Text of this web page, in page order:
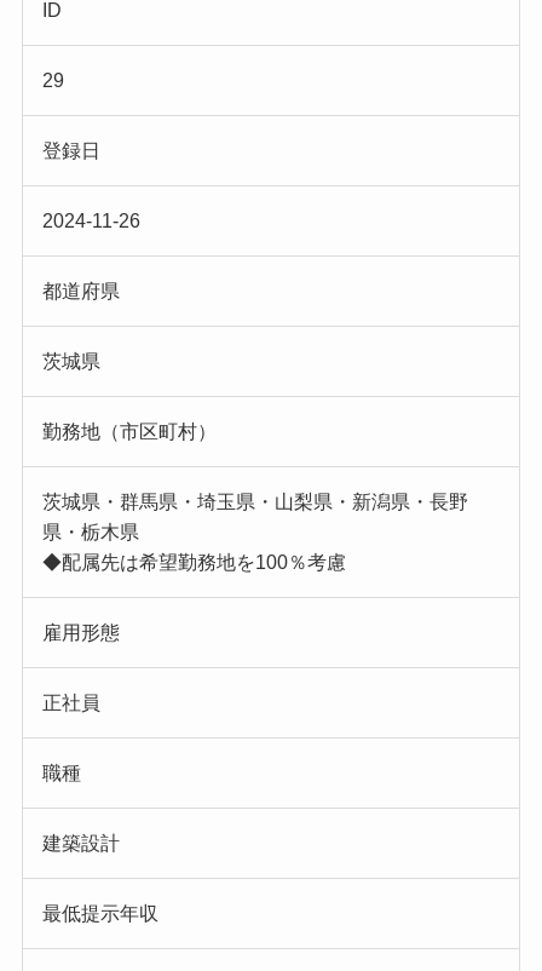
ID
29
登録日
2024-11-26
都道府県
茨城県
勤務地（市区町村）
茨城県・群馬県・埼玉県・山梨県・新潟県・長野
県・栃木県
◆配属先は希望勤務地を100％考慮
雇用形態
正社員
職種
建築設計
最低提示年収